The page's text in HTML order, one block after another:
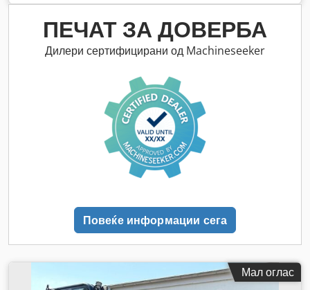
ПЕЧАТ ЗА ДОВЕРБА
Дилери сертифицирани од Machineseeker
Повеќе информации сега
Мал оглас